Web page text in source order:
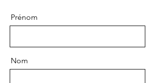
Prénom
Nom